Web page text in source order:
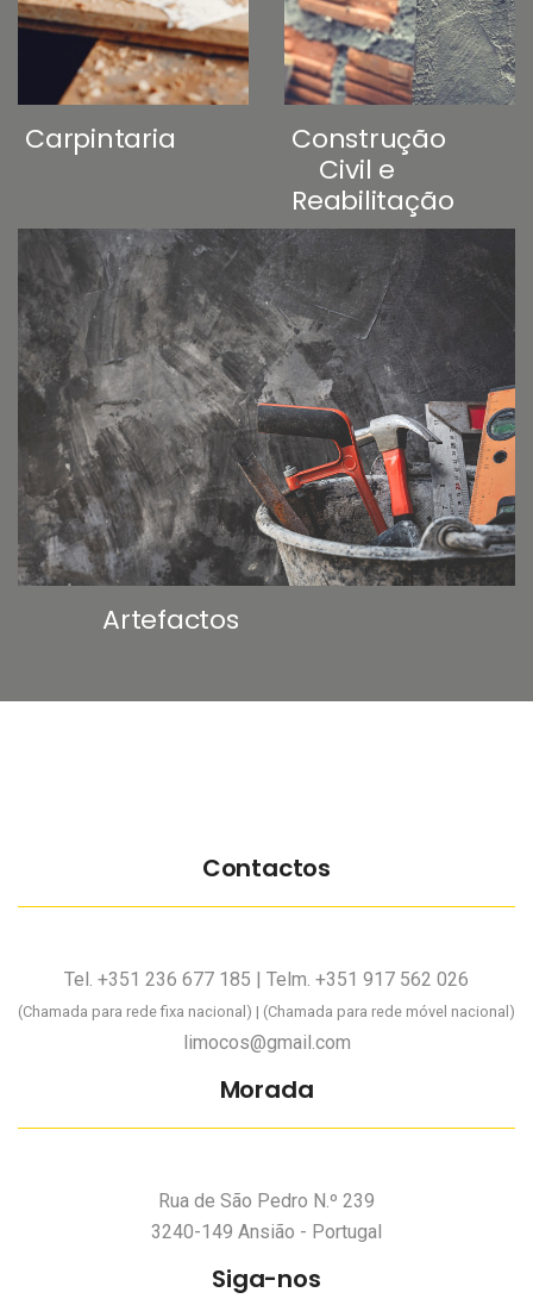
Carpintaria
Construção
Civil e
Reabilitação
Artefactos
Contactos
Tel. +351 236 677 185 | Telm. +351 917 562 026
(Chamada para rede fixa nacional) | (Chamada para rede móvel nacional)
limocos@gmail.com
Morada
Rua de São Pedro N.º 239
3240-149 Ansião - Portugal
Siga-nos